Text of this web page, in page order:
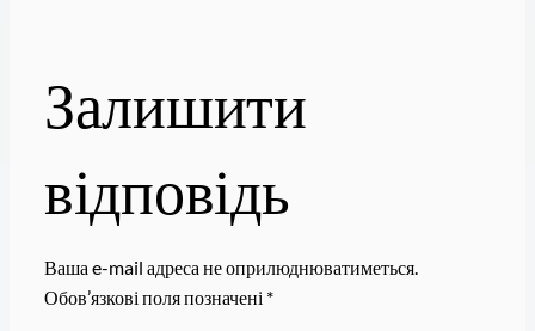
Залишити
відповідь
Ваша e-mail адреса не оприлюднюватиметься.
Обов’язкові поля позначені *